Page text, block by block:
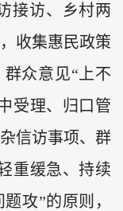
接访、乡村两
收集惠民政策
群众意见“上不
受理、归口管
信访事项、群
重缓急、持续
攻”的原则，